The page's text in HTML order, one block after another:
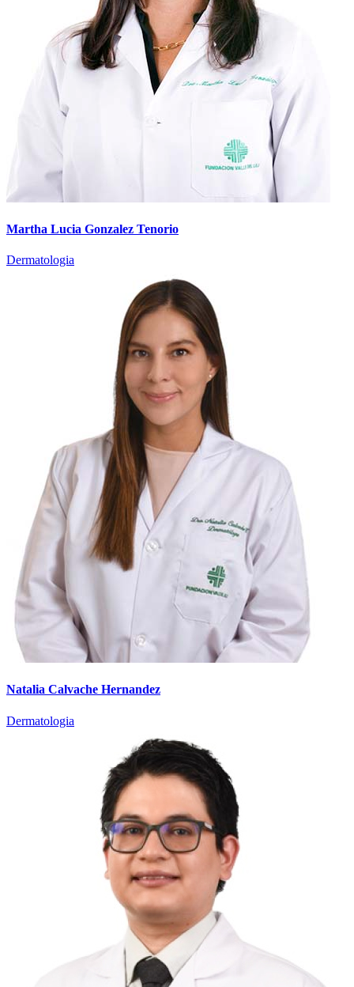
Martha Lucia Gonzalez Tenorio
Dermatologia
Natalia Calvache Hernandez
Dermatologia